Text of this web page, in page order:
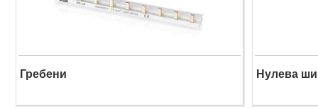
Гребени Нулева